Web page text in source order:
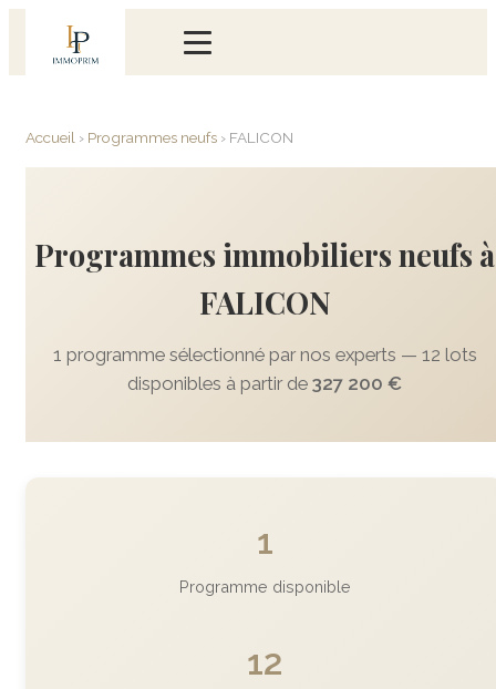
Accueil › Programmes neufs › FALICON
Programmes immobiliers neufs à
FALICON
1 programme sélectionné par nos experts — 12 lots
disponibles à partir de 327 200 €
1
Programme disponible
12